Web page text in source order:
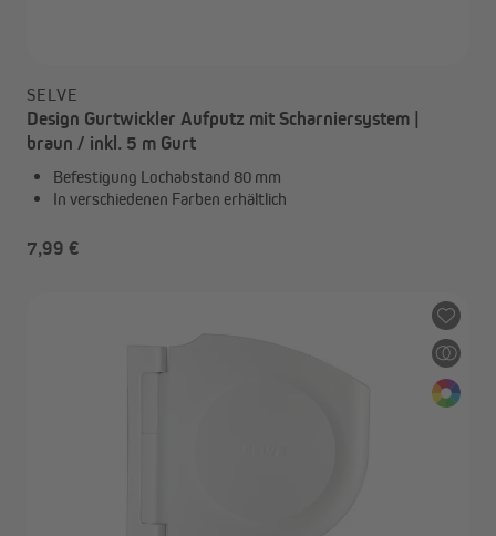
SELVE
Design Gurtwickler Aufputz mit Scharniersystem |
braun / inkl. 5 m Gurt
Befestigung Lochabstand 80 mm
In verschiedenen Farben erhältlich
7,99 €